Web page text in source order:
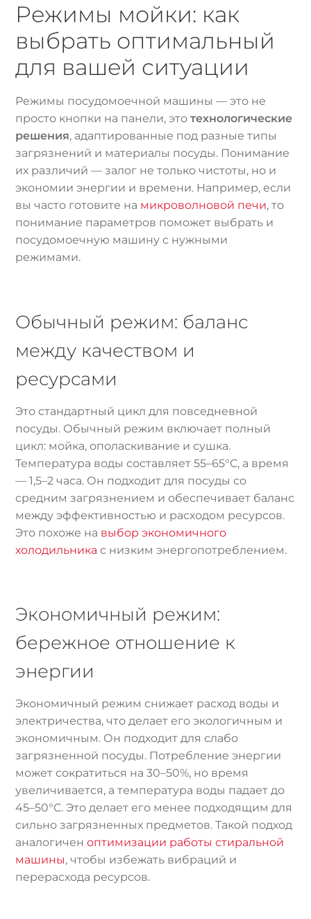
Режимы мойки: как
выбрать оптимальный
для вашей ситуации
Режимы посудомоечной машины — это не
просто кнопки на панели, этотехнологические
решения, адаптированные под разные типы
загрязнений и материалы посуды. Понимание
их различий — залог не только чистоты, но и
экономии энергии и времени. Например, если
вы часто готовите на микроволновой печи, то
понимание параметров поможет выбрать и
посудомоечную машину с нужными
режимами.
Обычный режим: баланс
между качеством и
ресурсами
Это стандартный цикл для повседневной
посуды. Обычный режим включает полный
цикл: мойка, ополаскивание и сушка.
Температура воды составляет 55–65°C, а время
— 1,5–2 часа. Он подходит для посуды со
средним загрязнением и обеспечивает баланс
между эффективностью и расходом ресурсов.
Это похоже на выбор экономичного
холодильника с низким энергопотреблением.
Экономичный режим:
бережное отношение к
энергии
Экономичный режим снижает расход воды и
электричества, что делает его экологичным и
экономичным. Он подходит для слабо
загрязненной посуды. Потребление энергии
может сократиться на 30–50%, но время
увеличивается, а температура воды падает до
45–50°C. Это делает его менее подходящим для
сильно загрязненных предметов. Такой подход
аналогиченоптимизации работы стиральной
машины, чтобы избежать вибраций и
перерасхода ресурсов.